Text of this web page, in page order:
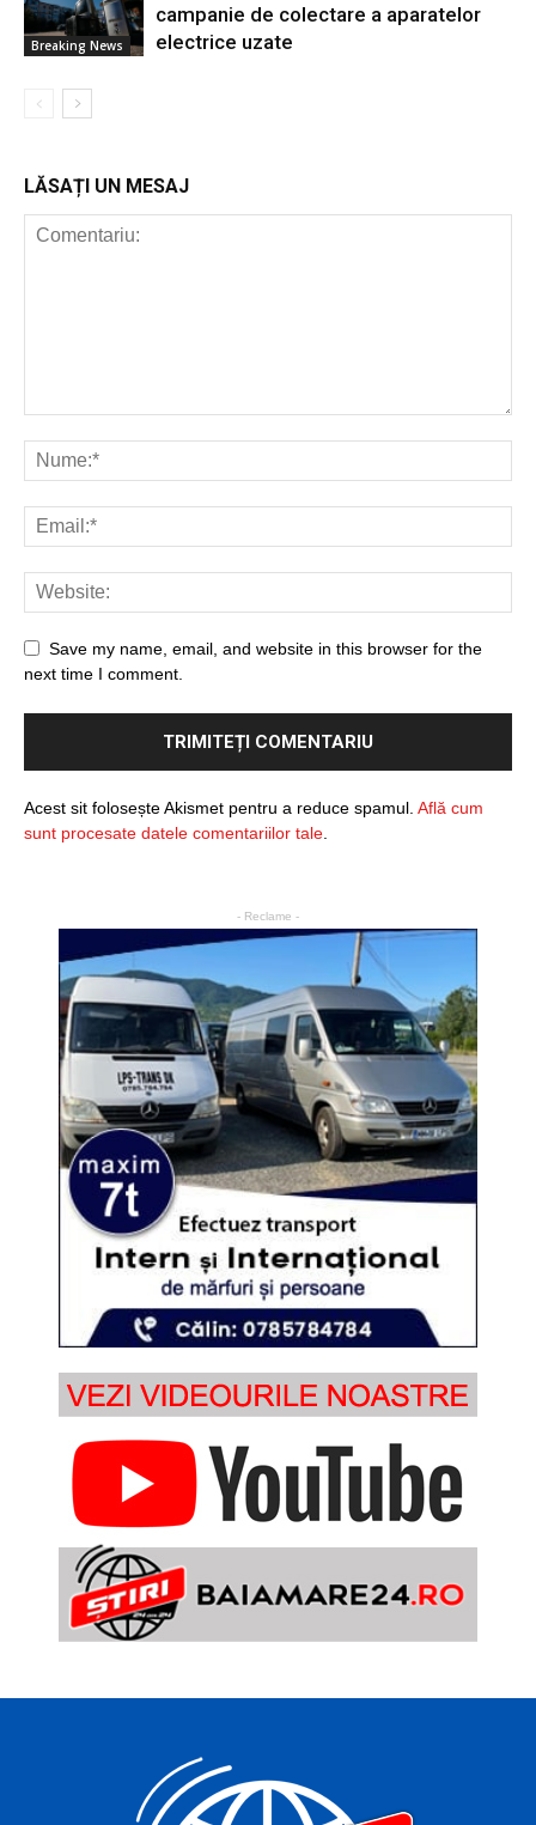
Breaking News
campanie de colectare a aparatelor
electrice uzate
LĂSAȚI UN MESAJ
Save my name, email, and website in this browser for the
next time I comment.
Acest sit folosește Akismet pentru a reduce spamul. Află cum
sunt procesate datele comentariilor tale
- Reclame -